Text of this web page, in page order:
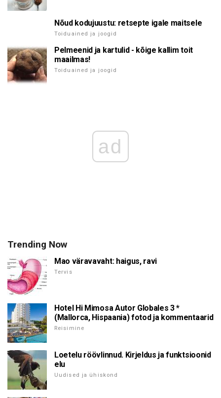
Nõud kodujuustu: retsepte igale maitsele
Toiduained ja joogid
Pelmeenid ja kartulid - kõige kallim toit
maailmas!
Toiduained ja joogid
ad
Trending Now
Mao väravavaht: haigus, ravi
Tervis
Hotel Hi Mimosa Autor Globales 3 *
(Mallorca, Hispaania) fotod ja kommentaarid
Reisimine
Loetelu röövlinnud. Kirjeldus ja funktsioonid
elu
Uudised ja ühiskond